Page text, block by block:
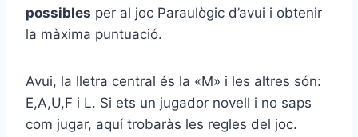
possibles per al joc Paraulògic d’avui i obtenir
la màxima puntuació.
Avui, la lletra central és la «M» i les altres són:
E,A,U,F i L. Si ets un jugador novell i no saps
com jugar, aquí trobaràs les regles del joc.